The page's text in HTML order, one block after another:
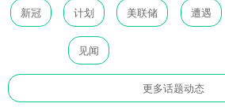
新冠 计划 美联储 遭遇
见闻
更多话题动态